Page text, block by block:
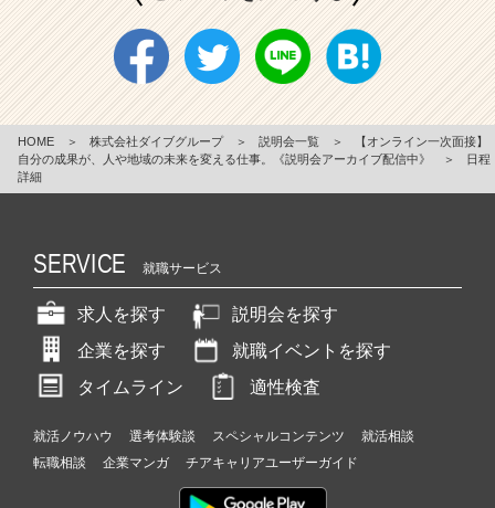
HOME ＞ 株式会社ダイブグループ ＞ 説明会一覧 ＞
【オンライン一次面接】
自分の成果が、人や地域の未来を変える仕事。《説明会アーカイブ配信中》
＞
日程
詳細
SERVICE 就職サービス
求人を探す
説明会を探す
企業を探す
就職イベントを探す
タイムライン
適性検査
就活ノウハウ 選考体験談 スペシャルコンテンツ
就活相談
転職相談
企業マンガ チアキャリアユーザーガイド